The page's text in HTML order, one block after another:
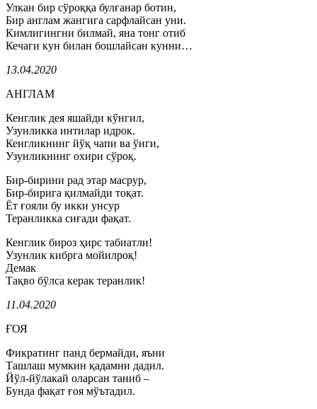
Улкан бир сўроққа булғанар ботин,
Бир англам жангига сарфлайсан уни.
Кимлигингни билмай, яна тонг отиб
Кечаги кун билан бошлайсан кунни…
13.04.2020
АНГЛАМ
Кенглик дея яшайди кўнгил,
Узунликка интилар идрок.
Кенгликнинг йўқ чапи ва ўнги,
Узунликнинг охири сўроқ.
Бир-бирини рад этар масрур,
Бир-бирига қилмайди тоқат.
Ёт ғояли бу икки унсур
Теранликка сиғади фақат.
Кенглик бироз ҳирс табиатли!
Узунлик кибрга мойилроқ!
Демак
Тақво бўлса керак теранлик!
11.04.2020
ҒОЯ
Фикратинг панд бермайди, яъни
Ташлаш мумкин қадамни дадил.
Йўл-йўлакай оларсан таниб –
Бунда фақат ғоя мўътадил.